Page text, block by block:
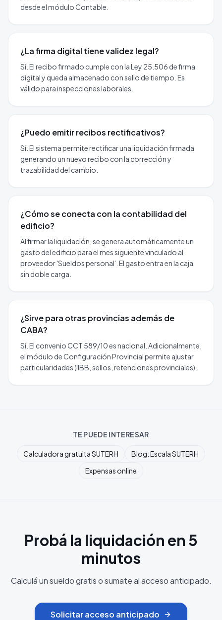
desde el módulo Contable.
¿La firma digital tiene validez legal?
Sí. El recibo firmado cumple con la Ley 25.506 de firma
digital y queda almacenado con sello de tiempo. Es
válido para inspecciones laborales.
¿Puedo emitir recibos rectificativos?
Sí. El sistema permite rectificar una liquidación firmada
generando un nuevo recibo con la corrección y
trazabilidad del cambio.
¿Cómo se conecta con la contabilidad del
edificio?
Al firmar la liquidación, se genera automáticamente un
gasto del edificio para el mes siguiente vinculado al
proveedor 'Sueldos personal'. El gasto entra en la caja
sin doble carga.
¿Sirve para otras provincias además de
CABA?
Sí. El convenio CCT 589/10 es nacional. Adicionalmente,
el módulo de Configuración Provincial permite ajustar
particularidades (IIBB, sellos, retenciones provinciales).
TE PUEDE INTERESAR
Calculadora gratuita SUTERH
Blog: Escala SUTERH
Expensas online
Probá la liquidación en 5
minutos
Calculá un sueldo gratis o sumate al acceso anticipado.
Solicitar acceso anticipado